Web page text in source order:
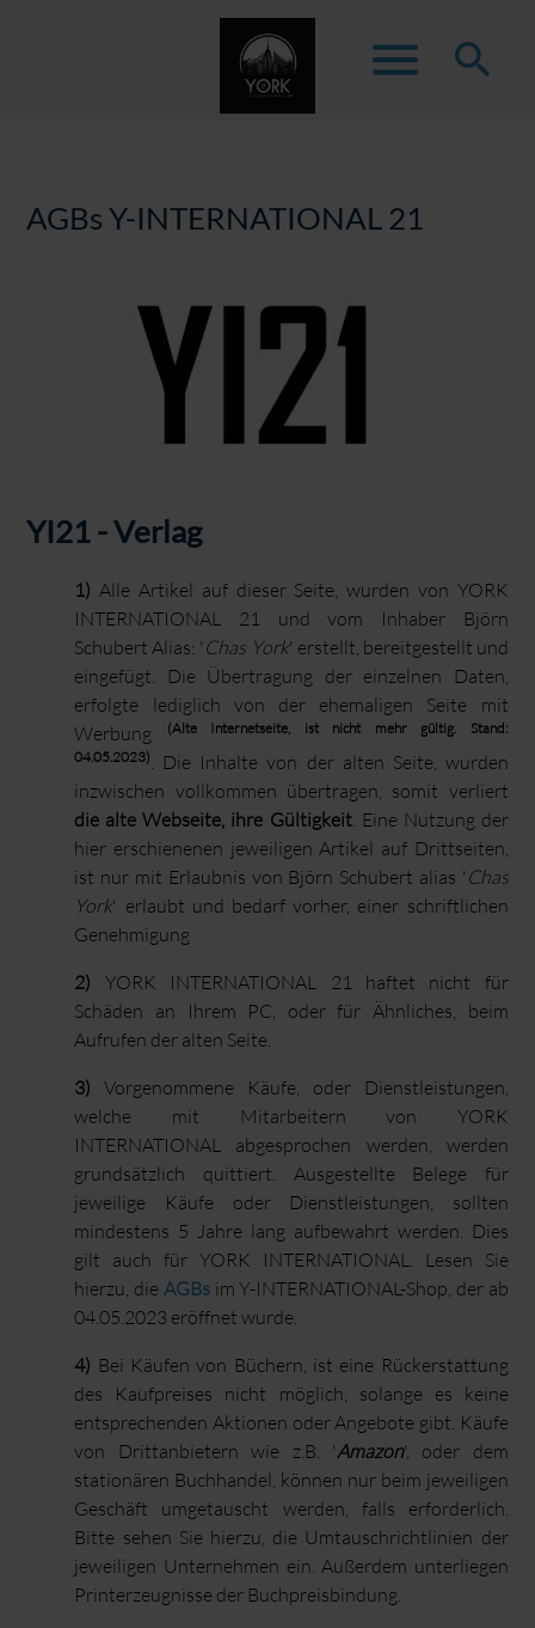
menu search
AGBs Y-INTERNATIONAL 21
YI21 - Verlag
1) Alle Artikel auf dieser Seite, wurden von YORK
INTERNATIONAL 21 und vom Inhaber Björn
Schubert Alias: ' Chas York' erstellt, bereitgestellt und
eingefügt. Die Übertragung der einzelnen Daten,
erfolgte lediglich von der ehemaligen Seite mit
Werbung
(Alte Internetseite, ist nicht mehr gültig. Stand:
04.05.2023)
. Die Inhalte von der alten Seite, wurden
inzwischen vollkommen übertragen, somit verliert
die alte Webseite, ihre Gültigkeit. Eine Nutzung der
hier erschienenen jeweiligen Artikel auf Drittseiten,
ist nur mit Erlaubnis von Björn Schubert alias ' Chas
York' erlaubt und bedarf vorher, einer schriftlichen
Genehmigung
2) YORK INTERNATIONAL 21 haftet nicht für
Schäden an Ihrem PC, oder für Ähnliches, beim
Aufrufen der alten Seite.
3)Vorgenommene Käufe, oder Dienstleistungen,
welche mit Mitarbeitern von YORK
INTERNATIONAL abgesprochen werden, werden
grundsätzlich quittiert. Ausgestellte Belege für
jeweilige Käufe oder Dienstleistungen, sollten
mindestens 5 Jahre lang aufbewahrt werden. Dies
gilt auch für YORK INTERNATIONAL. Lesen Sie
hierzu, die AGBsim Y-INTERNATIONAL-Shop, der ab
04.05.2023 eröffnet wurde.
4) Bei Käufen von Büchern, ist eine Rückerstattung
des Kaufpreises nicht möglich, solange es keine
entsprechenden Aktionen oder Angebote gibt. Käufe
von Drittanbietern wie z.B. 'Amazon', oder dem
stationären Buchhandel, können nur beim jeweiligen
Geschäft umgetauscht werden, falls erforderlich.
Bitte sehen Sie hierzu, die Umtauschrichtlinien der
jeweiligen Unternehmen ein. Außerdem unterliegen
Printerzeugnisse der Buchpreisbindung.